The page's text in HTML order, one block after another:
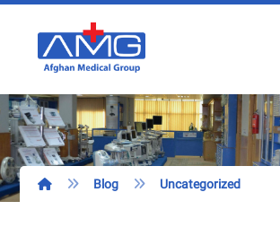
Blog Uncategorized